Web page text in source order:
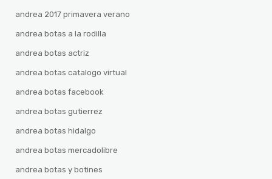
andrea 2017 primavera verano
andrea botas a la rodilla
andrea botas actriz
andrea botas catalogo virtual
andrea botas facebook
andrea botas gutierrez
andrea botas hidalgo
andrea botas mercadolibre
andrea botas y botines